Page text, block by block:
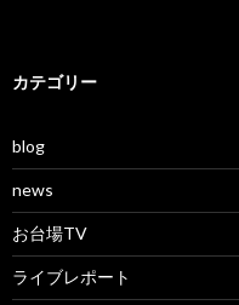
カテゴリー
blog
news
お台場TV
ライブレポート